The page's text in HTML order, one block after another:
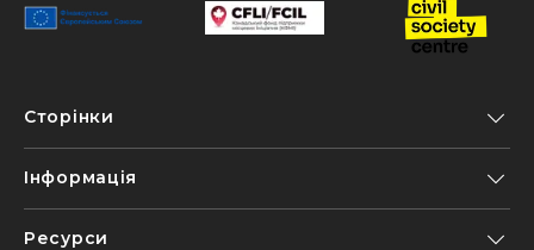
Сторінки
Інформація
Ресурси